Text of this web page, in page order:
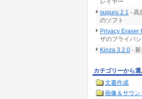
レイヤー
suguru 2.1 - 高
のソフト
Privacy Eraser
ザのプライバ
Kinza 3.2.0 -
カテゴリーから
文書作成
画像＆サウン